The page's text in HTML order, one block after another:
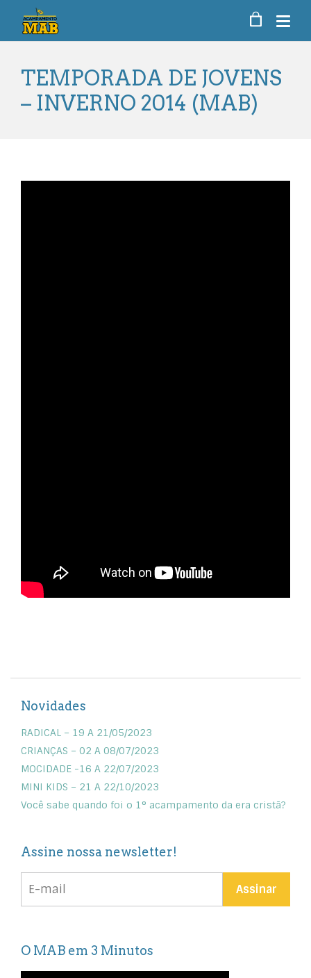
TEMPORADA DE JOVENS
– INVERNO 2014 (MAB)
Novidades
RADICAL – 19 A 21/05/2023
CRIANÇAS – 02 A 08/07/2023
MOCIDADE -16 A 22/07/2023
MINI KIDS – 21 A 22/10/2023
Você sabe quando foi o 1° acampamento da era cristã?
Assine nossa newsletter!
O MAB em 3 Minutos